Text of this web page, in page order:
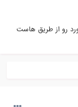
رو از طریق هاست